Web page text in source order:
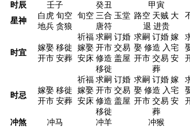
时辰
壬子 癸丑 甲寅
星神
白虎 旬空
地兵 贪狼
旬空 三合 玉堂
唐符
路空 天贼 大
退 进贵
时宜
嫁娶 移徙
开市 安葬
祈福 求嗣 订婚
嫁娶 开市 交易
安床 修造 盖屋
移徙
求嗣 订婚 嫁
娶 修造 入宅
开市 交易 安
葬
时忌
嫁娶 移徙
开市 安葬
祈福 求嗣 订婚
嫁娶 开市 交易
安床 修造 盖屋
移徙
求嗣 订婚 嫁
娶 修造 入宅
开市 交易 安
葬
冲煞 冲马 冲羊 冲猴